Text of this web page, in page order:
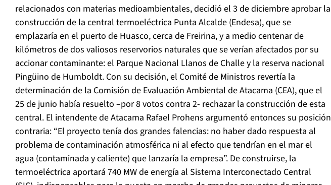
relacionados con materias medioambientales, decidió el 3 de diciembre aprobar la
construcción de la central termoeléctrica Punta Alcalde (Endesa), que se
emplazaría en el puerto de Huasco, cerca de Freirina, y a medio centenar de
kilómetros de dos valiosos reservorios naturales que se verían afectados por su
accionar contaminante: el Parque Nacional Llanos de Challe y la reserva nacional
Pingüino de Humboldt. Con su decisión, el Comité de Ministros revertía la
determinación de la Comisión de Evaluación Ambiental de Atacama (CEA), que el
25 de junio había resuelto –por 8 votos contra 2- rechazar la construcción de esta
central. El intendente de Atacama Rafael Prohens argumentó entonces su posición
contraria: “El proyecto tenía dos grandes falencias: no haber dado respuesta al
problema de contaminación atmosférica ni al efecto que tendrían en el mar el
agua (contaminada y caliente) que lanzaría la empresa”. De construirse, la
termoeléctrica aportará 740 MW de energía al Sistema Interconectado Central